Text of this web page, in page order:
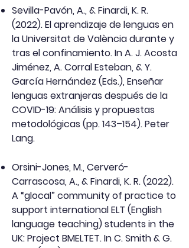
Sevilla-Pavón, A., & Finardi, K. R.
(2022). El aprendizaje de lenguas en
la Universitat de València durante y
tras el confinamiento. In A. J. Acosta
Jiménez, A. Corral Esteban, & Y.
García Hernández (Eds.), Enseñar
lenguas extranjeras después de la
COVID-19: Análisis y propuestas
metodológicas (pp. 143–154). Peter
Lang.
Orsini-Jones, M., Cerveró-
Carrascosa, A., & Finardi, K. R. (2022).
A “glocal” community of practice to
support international ELT (English
language teaching) students in the
UK: Project BMELTET. In C. Smith & G.